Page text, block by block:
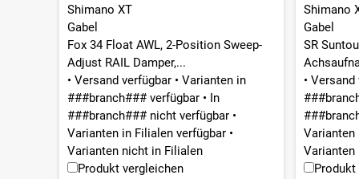
Marke
BESV
Radgröße
29 Zoll
Rahmenmaterial
Aluminium
Saison
Aktion
Schaltart
Kettenschaltung
Shimano XT
Gabel
Fox 34 Float AWL, 2-Position Sweep-
Adjust RAIL Damper,...
• Versand verfügbar • Varianten in
###branch### verfügbar • In
###branch### nicht verfügbar •
Varianten in Filialen verfügbar •
Varianten nicht in Filialen
Produkt vergleichen
Shimano
Gabel
SR
• Versand
Varianten
Varianten
Produkt